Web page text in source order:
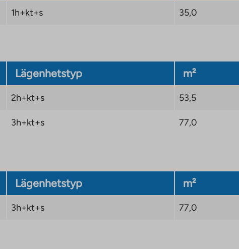
1h+kt+s 35,0
Lägenhetstyp m²
2h+kt+s 53,5
3h+kt+s 77,0
Lägenhetstyp m²
3h+kt+s 77,0